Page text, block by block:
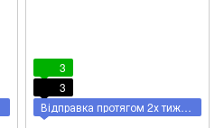
3
3
Відправка протягом 2х тижнів